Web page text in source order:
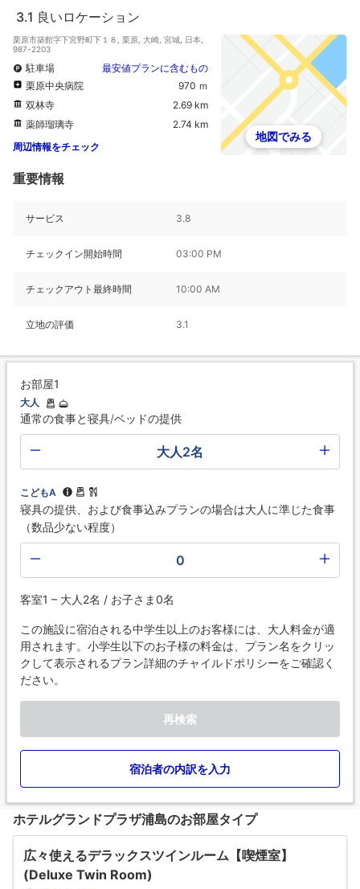
3.1 良いロケーション
栗原市築館字下宮野町下１８, 栗原, 大崎, 宮城, 日本,
987-2203
駐車場
最安値プランに含むもの
栗原中央病院
970 ｍ
双林寺
2.69 km
薬師瑠璃寺
2.74 km
周辺情報をチェック
地図でみる
重要情報
サービス 3.8
チェックイン開始時間 03:00 PM
チェックアウト最終時間 10:00 AM
立地の評価 3.1
お部屋1
大人
通常の食事と寝具/ベッドの提供
大人2名
こどもA
寝具の提供、および食事込みプランの場合は大人に準じた食事
（数品少ない程度）
0
客室1 – 大人2名 / お子さま0名
この施設に宿泊される中学生以上のお客様には、大人料金が適
用されます。小学生以下のお子様の料金は、プラン名をクリッ
クして表示されるプラン詳細のチャイルドポリシーをご確認く
ださい。
再検索
宿泊者の内訳を入力
ホテルグランドプラザ浦島のお部屋タイプ
広々使えるデラックスツインルーム【喫煙室】
(Deluxe Twin Room)